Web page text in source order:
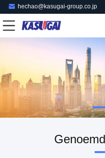
hechao@kasugai-group.co.jp